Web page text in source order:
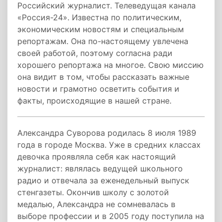
Российский журналист. Телеведущая канала
«Россия-24». Известна по политическим,
экономическим новостям и специальным
репортажам. Она по-настоящему увлечена
своей работой, поэтому согласна ради
хорошего репортажа на многое. Свою миссию
она видит в том, чтобы рассказать важные
новости и грамотно осветить события и
факты, происходящие в нашей стране.
Александра Суворова родилась 8 июля 1989
года в городе Москва. Уже в средних классах
девочка проявляла себя как настоящий
журналист: являлась ведущей школьного
радио и отвечала за еженедельный выпуск
стенгазеты. Окончив школу с золотой
медалью, Александра не сомневалась в
выборе профессии и в 2005 году поступила на